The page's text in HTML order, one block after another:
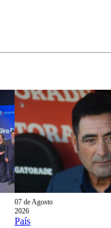
07 de Agosto
2026
País